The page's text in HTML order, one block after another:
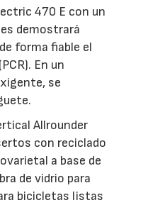
470 E con un
demostrará
forma fiable el
En un
se
Allrounder
con reciclado
a base de
de vidrio para
bicicletas listas